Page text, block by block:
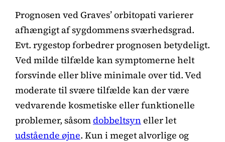
Prognosen ved Graves’ orbitopati varierer
afhængigt af sygdommens sværhedsgrad.
Evt. rygestop forbedrer prognosen betydeligt.
Ved milde tilfælde kan symptomerne helt
forsvinde eller blive minimale over tid. Ved
moderate til svære tilfælde kan der være
vedvarende kosmetiske eller funktionelle
problemer, såsomdobbeltsyn eller let
udstående øjne. Kun i meget alvorlige og